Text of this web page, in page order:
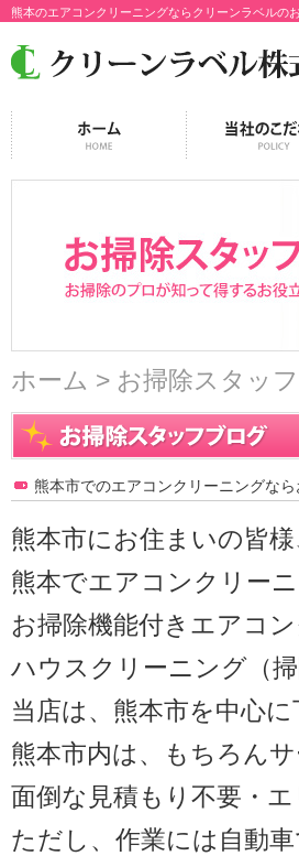
熊本のエアコンクリーニングならクリーンラベルの
ホーム > お掃除スタッ
熊本市でのエアコンクリーニングなら
熊本市にお住まいの皆
熊本でエアコンクリーニ
お掃除機能付きエアコン
ハウスクリーニング（
当店は、熊本市を中心
熊本市内は、もちろん
面倒な見積もり不要・
ただし、作業には自動